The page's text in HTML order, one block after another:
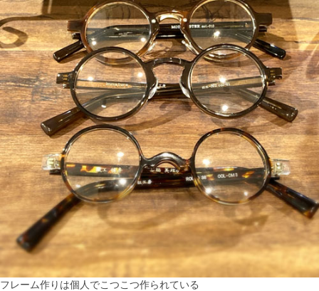
フレーム作りは個人でこつこつ作られている